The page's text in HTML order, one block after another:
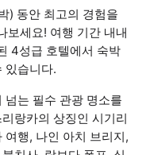
) 동안 최고의 경험을
보세요! 여행 기간 내내
4성급 호텔에서 숙박
있습니다.
넘는 필수 관광 명소를
랑카의 상징인 시기리
여행, 나인 아치 브리지,